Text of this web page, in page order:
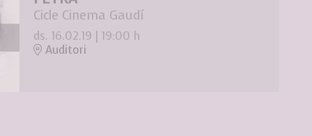
Cicle Cinema Gaudí
ds. 16.02.19
19:00 h
Auditori